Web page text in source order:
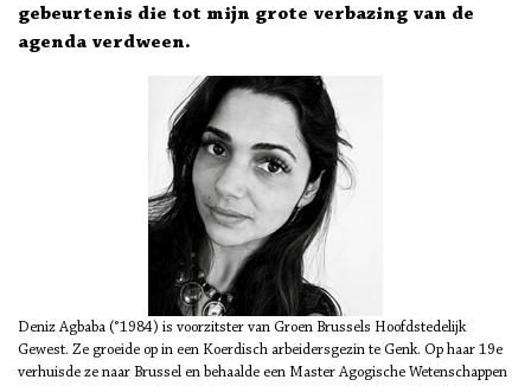
gebeurtenis die tot mijn grote verbazing van de
agenda verdween.
Deniz Agbaba (°1984) is voorzitster van Groen Brussels Hoofdstedelijk
Gewest. Ze groeide op in een Koerdisch arbeidersgezin te Genk. Op haar 19e
verhuisde ze naar Brussel en behaalde een Master Agogische Wetenschappen